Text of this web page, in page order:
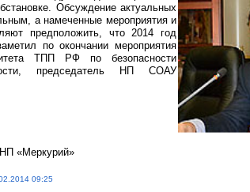
Обсуждение актуальных
а намеченные мероприятия и
предположить, что 2014 год
по окончании мероприятия
ТПП РФ по безопасности
председатель НП СОАУ
«Меркурий»
09:25